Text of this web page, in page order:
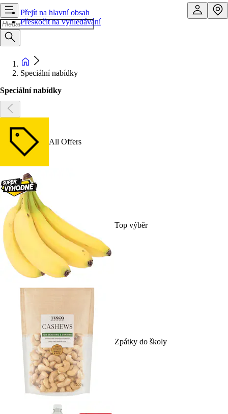
Přejít na hlavní obsah
Přeskočit na vyhledávání
Speciální nabídky
Speciální nabídky
All Offers
Top výběr
Zpátky do školy